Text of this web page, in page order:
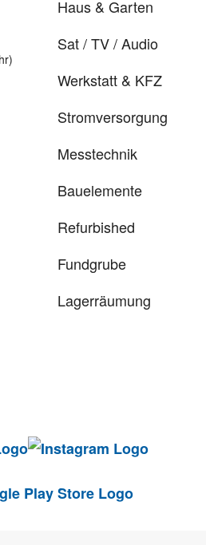
Haus & Garten
Sat / TV / Audio
Werkstatt & KFZ
Stromversorgung
Messtechnik
Bauelemente
Refurbished
Fundgrube
Lagerräumung